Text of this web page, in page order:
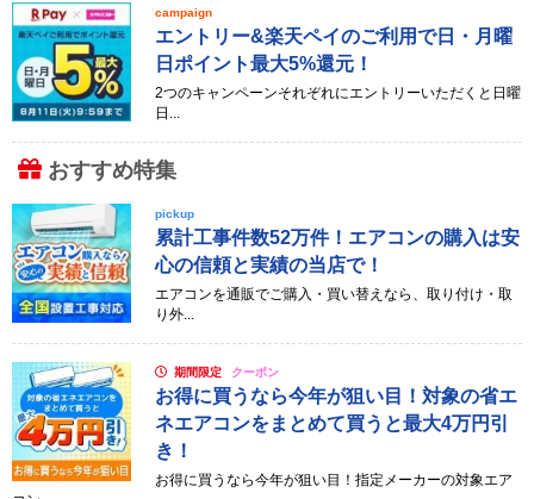
campaign
エントリー&楽天ペイのご利用で日・月曜
日ポイント最大5%還元！
2つのキャンペーンそれぞれにエントリーいただくと日曜
日...
おすすめ特集
pickup
累計工事件数52万件！エアコンの購入は安
心の信頼と実績の当店で！
エアコンを通販でご購入・買い替えなら、取り付け・取
り外...
期間限定 クーポン
お得に買うなら今年が狙い目！対象の省エ
ネエアコンをまとめて買うと最大4万円引
き！
お得に買うなら今年が狙い目！指定メーカーの対象エア